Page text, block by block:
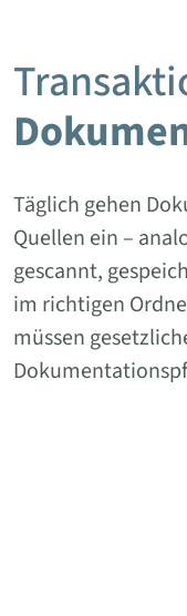
Täglich gehen
Quellen ein –
gescannt,
im richtigen
müssen